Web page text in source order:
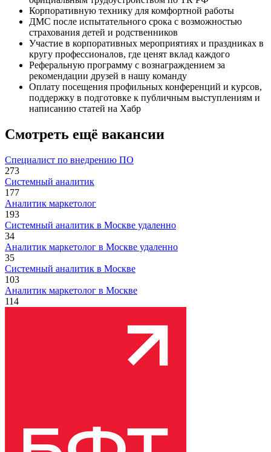
Корпоративную технику для комфортной работы
ДМС после испытательного срока с возможностью
страхования детей и родственников
Участие в корпоративных мероприятиях и праздниках в
кругу профессионалов, где ценят вклад каждого
Реферальную программу с вознаграждением за
рекомендации друзей в нашу команду
Оплату посещения профильных конференций и курсов,
поддержку в подготовке к публичным выступлениям и
написанию статей на Хабр
Смотреть ещё вакансии
Специалист по внедрению ПО
273
Системный аналитик
177
Аналитик маркетолог
193
Системный аналитик в Москве удаленно
34
Аналитик маркетолог в Москве удаленно
35
Системный аналитик в Москве
103
Аналитик маркетолог в Москве
114